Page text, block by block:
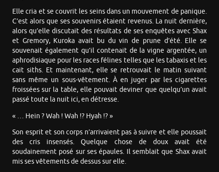
Elle cria et se couvrit les seins dans un mouvement de panique.
C’est alors que ses souvenirs étaient revenus. La nuit dernière,
alors qu’elle discutait des résultats de ses enquêtes avec Shax
et Gremory, Kuroka avait bu du vin de prune d’été. Elle se
souvenait également qu’il contenait de la vigne argentée, un
aphrodisiaque pour les races félines telles que les tabaxis et les
cait siths. Et maintenant, elle se retrouvait le matin suivant
sans même un sous-vêtement. À en juger par les cigarettes
froissées sur la table, elle pouvait deviner que quelqu’un avait
passé toute la nuit ici, en détresse.
« … Hein ? Wah ! Wah !? Hyah !? »
Son esprit et son corps n’arrivaient pas à suivre et elle poussait
des cris insensés. Quelque chose de doux avait été
soudainement posé sur ses épaules. Il semblait que Shax avait
mis ses vêtements de dessus sur elle.